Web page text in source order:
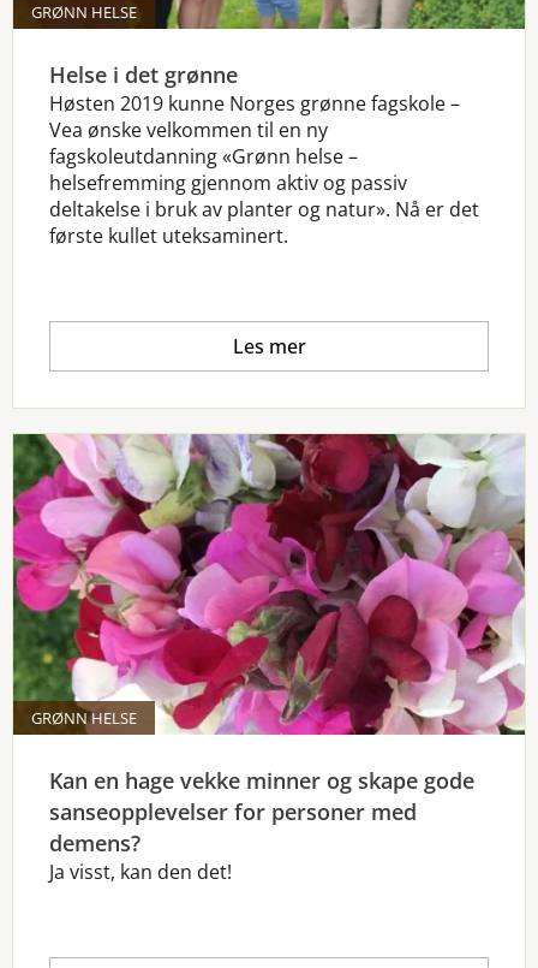
GRØNN HELSE
Helse i det grønne
Høsten 2019 kunne Norges grønne fagskole –
Vea ønske velkommen til en ny
fagskoleutdanning «Grønn helse –
helsefremming gjennom aktiv og passiv
deltakelse i bruk av planter og natur». Nå er det
første kullet uteksaminert.
Les mer
GRØNN HELSE
Kan en hage vekke minner og skape gode
sanseopplevelser for personer med
demens?
Ja visst, kan den det!